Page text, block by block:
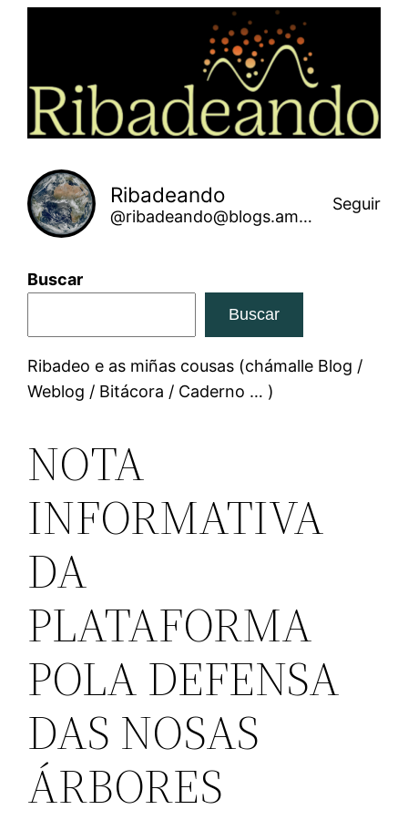
Ribadeando
@ribadeando@blogs.amarinha.gal
Seguir
Buscar
Buscar
Ribadeo e as miñas cousas (chámalle Blog /
Weblog / Bitácora / Caderno … )
NOTA
INFORMATIVA
DA
PLATAFORMA
POLA DEFENSA
DAS NOSAS
ÁRBORES